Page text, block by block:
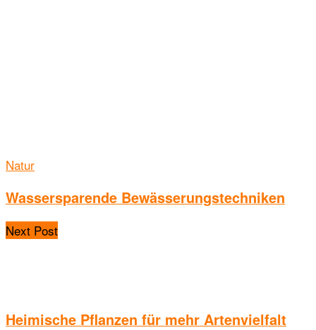
Natur
Wassersparende Bewässerungstechniken
Next Post
Heimische Pflanzen für mehr Artenvielfalt